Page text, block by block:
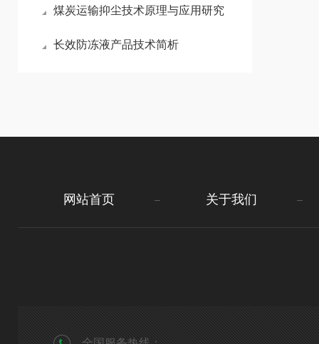
煤炭运输抑尘技术原理与应用研究
长效防冻液产品技术简析
网站首页 关于我们